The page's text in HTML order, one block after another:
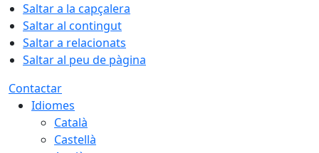
Saltar a la capçalera
Saltar al contingut
Saltar a relacionats
Saltar al peu de pàgina
Contactar
Idiomes
Català
Castellà